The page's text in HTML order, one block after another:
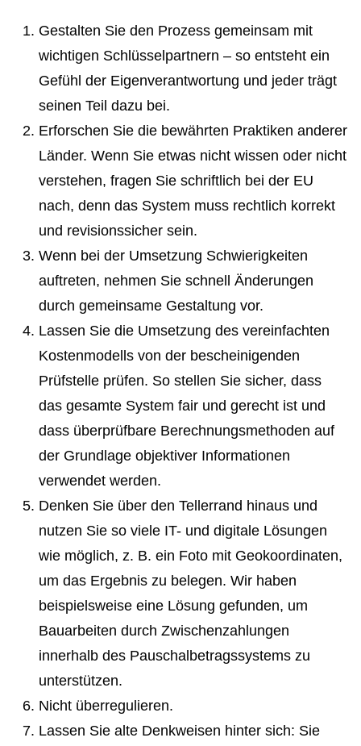
Gestalten Sie den Prozess gemeinsam mit
wichtigen Schlüsselpartnern – so entsteht ein
Gefühl der Eigenverantwortung und jeder trägt
seinen Teil dazu bei.
Erforschen Sie die bewährten Praktiken anderer
Länder. Wenn Sie etwas nicht wissen oder nicht
verstehen, fragen Sie schriftlich bei der EU
nach, denn das System muss rechtlich korrekt
und revisionssicher sein.
Wenn bei der Umsetzung Schwierigkeiten
auftreten, nehmen Sie schnell Änderungen
durch gemeinsame Gestaltung vor.
Lassen Sie die Umsetzung des vereinfachten
Kostenmodells von der bescheinigenden
Prüfstelle prüfen. So stellen Sie sicher, dass
das gesamte System fair und gerecht ist und
dass überprüfbare Berechnungsmethoden auf
der Grundlage objektiver Informationen
verwendet werden.
Denken Sie über den Tellerrand hinaus und
nutzen Sie so viele IT- und digitale Lösungen
wie möglich, z. B. ein Foto mit Geokoordinaten,
um das Ergebnis zu belegen. Wir haben
beispielsweise eine Lösung gefunden, um
Bauarbeiten durch Zwischenzahlungen
innerhalb des Pauschalbetragssystems zu
unterstützen.
Nicht überregulieren.
Lassen Sie alte Denkweisen hinter sich: Sie